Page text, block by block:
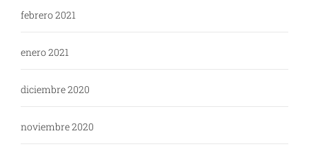
febrero 2021
enero 2021
diciembre 2020
noviembre 2020